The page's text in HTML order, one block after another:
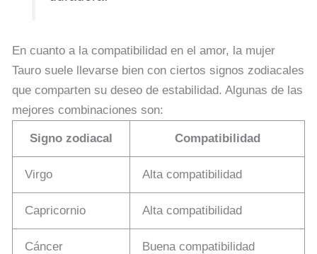
En cuanto a la compatibilidad en el amor, la mujer
Tauro suele llevarse bien con ciertos signos zodiacales
que comparten su deseo de estabilidad. Algunas de las
mejores combinaciones son:
Signo zodiacal Compatibilidad
Virgo Alta compatibilidad
Capricornio Alta compatibilidad
Cáncer Buena compatibilidad